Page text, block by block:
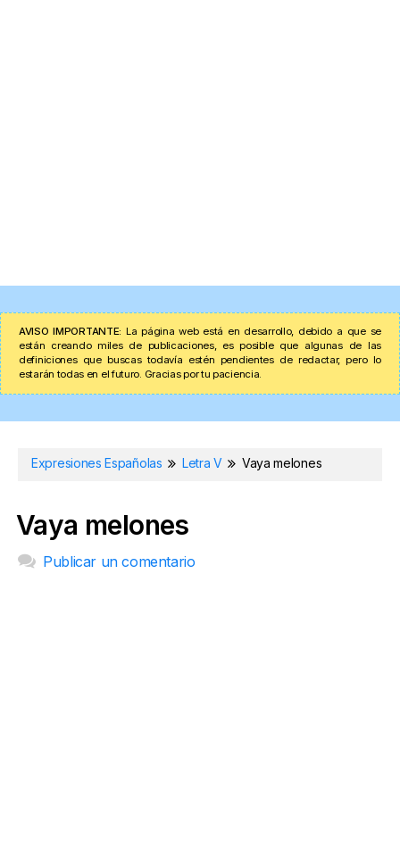
AVISO IMPORTANTE: La página web está en desarrollo, debido a que se
están creando miles de publicaciones, es posible que algunas de las
definiciones que buscas todavía estén pendientes de redactar, pero lo
estarán todas en el futuro. Gracias por tu paciencia.
Expresiones Españolas Letra V Vaya melones
Vaya melones
Publicar un comentario